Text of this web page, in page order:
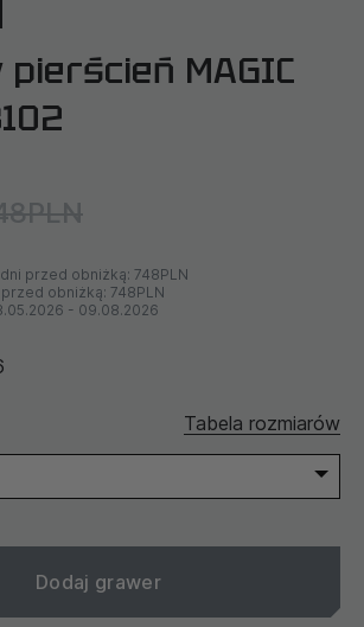
MAGIC
przed obniżką: 748PLN
obniżką: 748PLN
- 09.08.2026
Tabela rozmiarów
Dodaj grawer